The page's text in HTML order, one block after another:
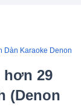
Dàn Karaoke Denon
hơn 29
(Denon